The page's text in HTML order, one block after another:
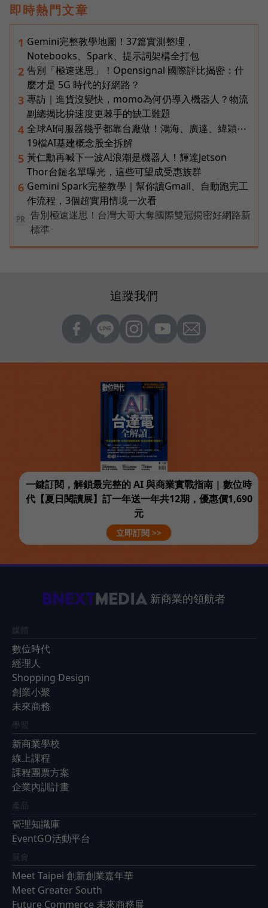
即時熱門文章
1 Gemini完整教學地圖！37篇實測整理，
Notebooks、Spark、提示詞架構全打包
2 告別「極速迷思」！Opensignal 國際評比揭密：什
麼才是 5G 時代的好網路？
3 專訪｜進貨沒變快，momo為何仍導入機器人？物流
副總揭比拚速度更棘手的缺工難題
4 全球AI伺服器幾乎都靠台廠做！鴻海、廣達、緯穎⋯
19檔AI基建概念股全拆解
5 黃仁勳再喊下一波AI浪潮是機器人！輝達Jetson
Thor台鏈名單曝光，這些可望成受惠族群
6 Gemini Spark完整教學｜幫你讀Gmail、自動跑完工
作流程，3個超實用情境一次看
PR
告別極速迷思！台灣大哥大奪國際雙冠揭密好網路新
標準
追蹤我們
一鍵訂閱，解鎖最完整的 AI 與商業實戰指南 | 數位時
代【夏日閱讀展】訂一年送一年共12期，優惠價1,690
元
立即訂閱 >>
新商業的領航者
媒體
數位時代
經理人
Shopping Design
創業小聚
未來商務
學習
新商業學校
線上課程
課程團票方案
企業內訓計畫
產品
管理知識庫
EventGO活動平台
展會
Meet Taipei 創新創業嘉年華
Meet Greater South
Future Commerce 未來商務展